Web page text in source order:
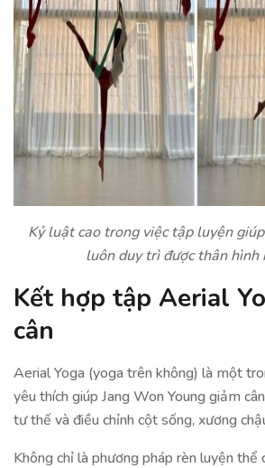
Kỷ luật cao trong việc tập luyện
luôn duy trì được thân hình
Kết hợp tập Aerial
cân
Aerial Yoga (yoga trên không) là một
yêu thích giúp Jang Won Young giảm
tư thế và điều chỉnh cột sống, xương
Không chỉ là phương pháp rèn luyện thể